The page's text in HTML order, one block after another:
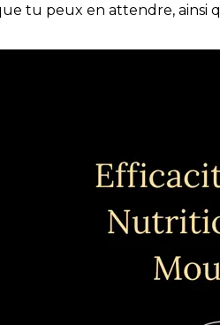
tu peux en attendre,